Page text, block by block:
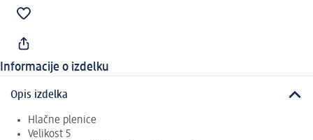
Informacije o izdelku
Opis izdelka
Hlačne plenice
Velikost 5